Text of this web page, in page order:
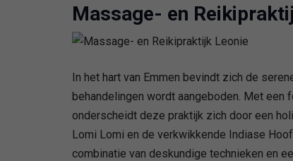
Massage- en
In het hart van Emmen bevindt zich de
behandelingen wordt aangeboden. Met
onderscheidt deze praktijk zich door een
Lomi Lomi en de verkwikkende Indiase
combinatie van deskundige technieken en